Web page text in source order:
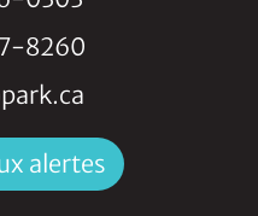
8260
alertes